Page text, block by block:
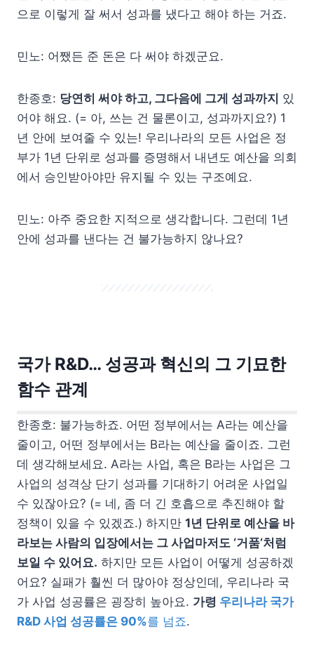
으로 이렇게 잘 써서 성과를 냈다고 해야 하는 거죠.
민노: 어쨌든 준 돈은 다 써야 하겠군요.
한종호: 당연히 써야 하고, 그다음에 그게 성과까지 있
어야 해요. (= 아, 쓰는 건 물론이고, 성과까지요?) 1
년 안에 보여줄 수 있는! 우리나라의 모든 사업은 정
부가 1년 단위로 성과를 증명해서 내년도 예산을 의회
에서 승인받아야만 유지될 수 있는 구조예요.
민노: 아주 중요한 지적으로 생각합니다. 그런데 1년
안에 성과를 낸다는 건 불가능하지 않나요?
국가 R&D… 성공과 혁신의 그 기묘한
함수 관계
한종호: 불가능하죠. 어떤 정부에서는 A라는 예산을
줄이고, 어떤 정부에서는 B라는 예산을 줄이죠. 그런
데 생각해보세요. A라는 사업, 혹은 B라는 사업은 그
사업의 성격상 단기 성과를 기대하기 어려운 사업일
수 있잖아요? (= 네, 좀 더 긴 호흡으로 추진해야 할
정책이 있을 수 있겠죠.) 하지만 1년 단위로 예산을 바
라보는 사람의 입장에서는 그 사업마저도 ‘거품’처럼
보일 수 있어요. 하지만 모든 사업이 어떻게 성공하겠
어요? 실패가 훨씬 더 많아야 정상인데, 우리나라 국
가 사업 성공률은 굉장히 높아요. 가령 우리나라 국가
R&D 사업 성공률은 90%를 넘죠.